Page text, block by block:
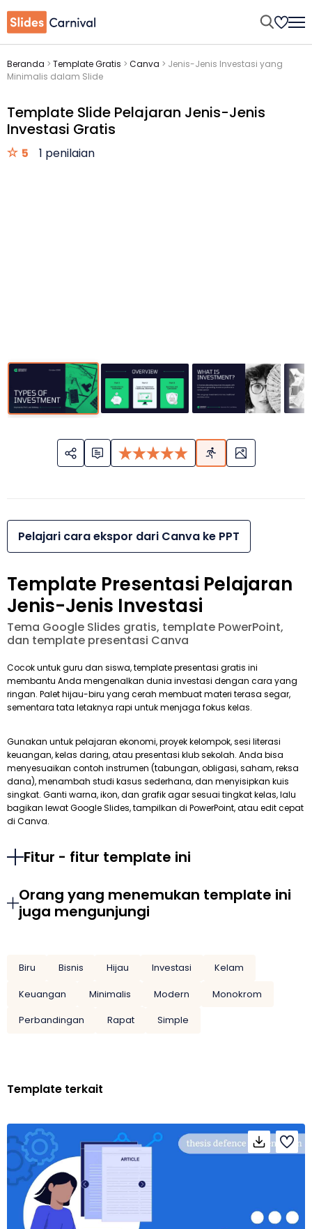
Beranda > Template Gratis > Canva > Jenis-Jenis Investasi yang
Minimalis dalam Slide
Template Slide Pelajaran Jenis-Jenis
Investasi Gratis
5 1 penilaian
Pelajari cara ekspor dari Canva ke PPT
Template Presentasi Pelajaran
Jenis-Jenis Investasi
Tema Google Slides gratis, template PowerPoint,
dan template presentasi Canva
Cocok untuk guru dan siswa, template presentasi gratis ini
membantu Anda mengenalkan dunia investasi dengan cara yang
ringan. Palet hijau-biru yang cerah membuat materi terasa segar,
sementara tata letaknya rapi untuk menjaga fokus kelas.
Gunakan untuk pelajaran ekonomi, proyek kelompok, sesi literasi
keuangan, kelas daring, atau presentasi klub sekolah. Anda bisa
menyesuaikan contoh instrumen (tabungan, obligasi, saham, reksa
dana), menambah studi kasus sederhana, dan menyisipkan kuis
singkat. Ganti warna, ikon, dan grafik agar sesuai tingkat kelas, lalu
bagikan lewat Google Slides, tampilkan di PowerPoint, atau edit cepat
di Canva.
Fitur - fitur template ini
Orang yang menemukan template ini
juga mengunjungi
Biru Bisnis Hijau Investasi
Kelam
Keuangan
Minimalis Modern
Monokrom
Perbandingan
Rapat Simple
Template terkait